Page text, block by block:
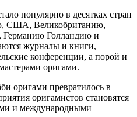
популярно в десятках стран
США, Великобританию,
Голландию и
журналы и книги,
конференции, а порой и
оригами.
оригами превратилось в
оригамистов становятся
и международными